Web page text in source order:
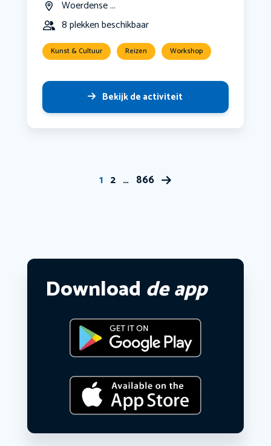
Woerdense ...
8 plekken beschikbaar
Kunst & Cultuur Reizen Workshop
Bekijk de activiteit
1 2 … 866
Download de app